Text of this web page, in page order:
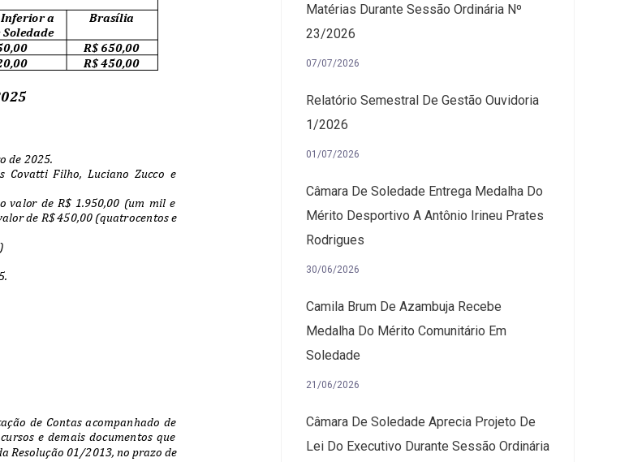
Matérias Durante Sessão Ordinária Nº
23/2026
07/07/2026
Relatório Semestral De Gestão Ouvidoria
1/2026
01/07/2026
Câmara De Soledade Entrega Medalha Do
Mérito Desportivo A Antônio Irineu Prates
Rodrigues
30/06/2026
Camila Brum De Azambuja Recebe
Medalha Do Mérito Comunitário Em
Soledade
21/06/2026
Câmara De Soledade Aprecia Projeto De
Lei Do Executivo Durante Sessão Ordinária